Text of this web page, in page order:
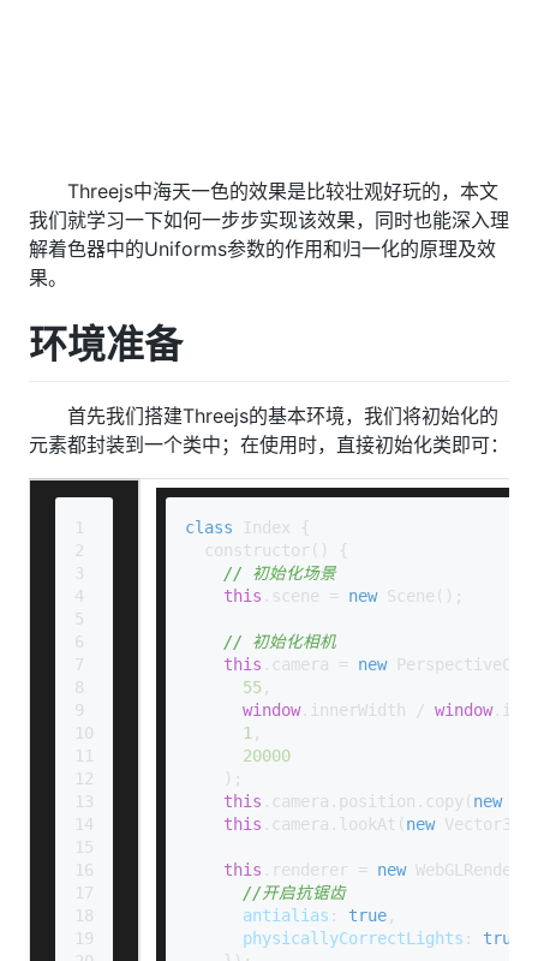
Threejs中海天一色的效果是比较壮观好玩的，本文
我们就学习一下如何一步步实现该效果，同时也能深入理
解着色器中的Uniforms参数的作用和归一化的原理及效
果。
环境准备
首先我们搭建Threejs的基本环境，我们将初始化的
元素都封装到一个类中；在使用时，直接初始化类即可：
1
2
3
4
5
6
7
8
9
10
11
12
13
14
15
16
17
18
19
class Index {
constructor( ) {
// 初始化场景
this . scene = new Scene ();
// 初始化相机
this . camera = new
55 ,
window. innerWidth / window.
1 ,
20000
    );
this . camera . position . copy (new
this . camera . lookAt (new Vector3
this . renderer = new
//开启抗锯齿
antialias : true ,
physicallyCorrectLights : true